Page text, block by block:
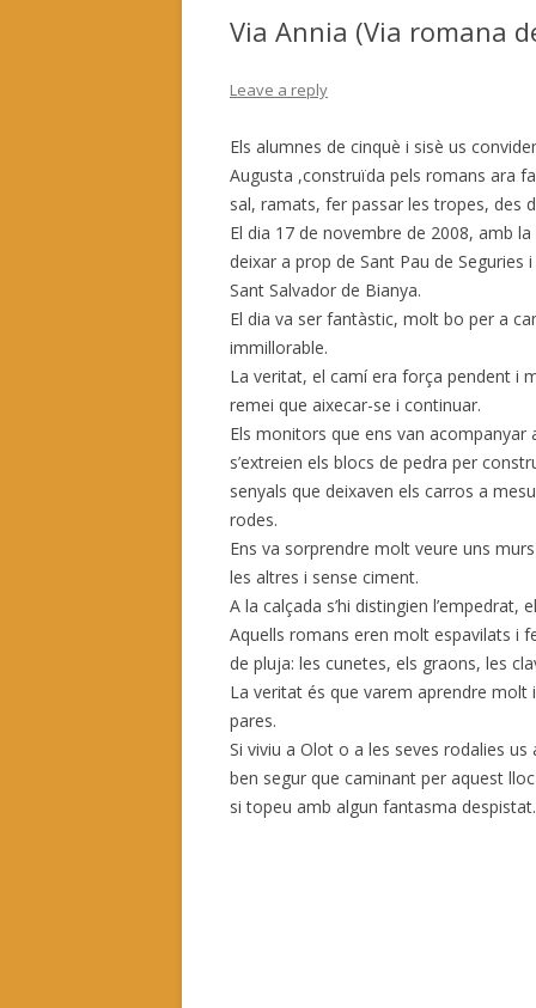
Via Annia (Via romana
Leave a reply
Els alumnes de cinquè i sisè us
Augusta ,construïda pels romans ara
sal, ramats, fer passar les tropes, des
El dia 17 de novembre de 2008, amb
deixar a prop de Sant Pau de
Sant Salvador de Bianya.
El dia va ser fantàstic, molt bo per a
immillorable.
La veritat, el camí era força pendent i
remei que aixecar-se i continuar.
Els monitors que ens van acompanyar
s’extreien els blocs de pedra per
senyals que deixaven els carros a
rodes.
Ens va sorprendre molt veure uns
les altres i sense ciment.
A la calçada s’hi distingien
Aquells romans eren molt espavilats i
de pluja: les cunetes, els graons, les
La veritat és que varem aprendre
pares.
Si viviu a Olot o a les seves rodalies
ben segur que caminant per aquest
si topeu amb algun fantasma despistat.